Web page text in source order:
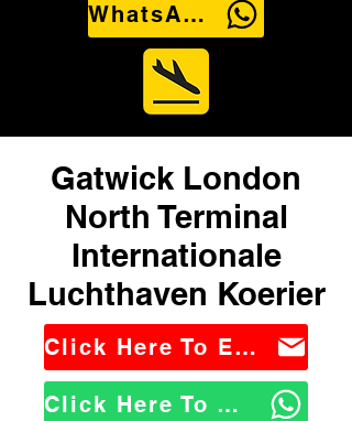
WhatsApp Us
Gatwick London
North Terminal
Internationale
Luchthaven Koerier
Click Here To Email Us
Click Here To WhatsApp Us